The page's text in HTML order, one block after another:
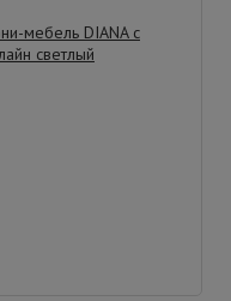
мебель DIANA с
светлый